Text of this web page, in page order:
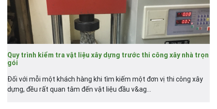
Quy trình kiểm tra vật liệu xây dựng trước thi công xây nhà trọn
gói
Đối với mỗi một khách hàng khi tìm kiếm một đơn vị thi công xây
dựng, đều rất quan tâm đến vật liệu đầu v&ag...